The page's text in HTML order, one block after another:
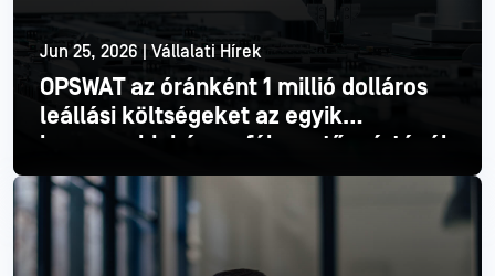
Jun 25, 2026 | Vállalati Hírek
OPSWAT az óránként 1 millió dolláros
leállási költségeket az egyik
legnagyobb három félvezetőgyártónál
Olvass tovább